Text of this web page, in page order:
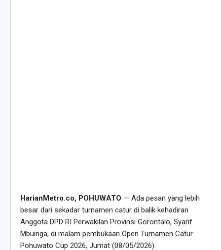
HarianMetro.co, POHUWATO — Ada pesan yang lebih
besar dari sekadar turnamen catur di balik kehadiran
Anggota DPD RI Perwakilan Provinsi Gorontalo, Syarif
Mbuinga, di malam pembukaan Open Turnamen Catur
Pohuwato Cup 2026, Jumat (08/05/2026).